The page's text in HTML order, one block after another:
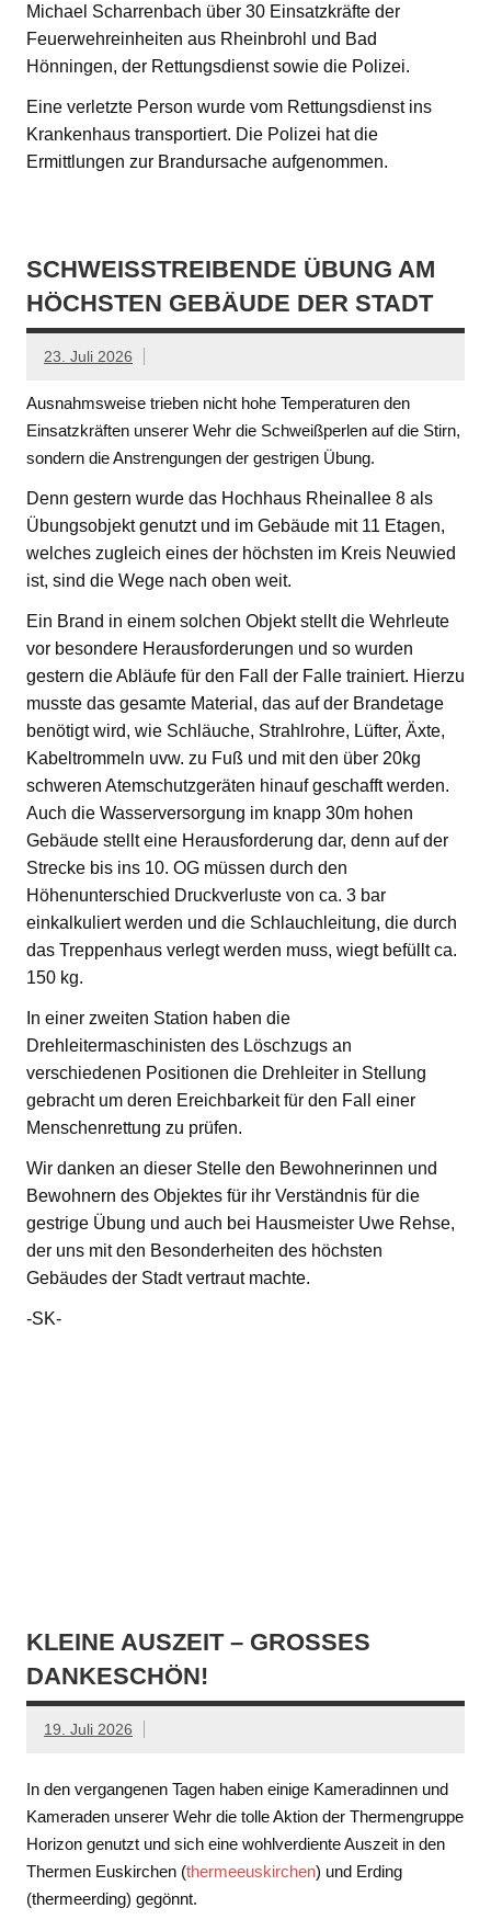
Michael Scharrenbach über 30 Einsatzkräfte der
Feuerwehreinheiten aus Rheinbrohl und Bad
Hönningen, der Rettungsdienst sowie die Polizei.
Eine verletzte Person wurde vom Rettungsdienst ins
Krankenhaus transportiert. Die Polizei hat die
Ermittlungen zur Brandursache aufgenommen.
SCHWEISSTREIBENDE ÜBUNG AM H
ÖCHSTEN GEBÄUDE DER STADT
23. Juli 2026
Ausnahmsweise trieben nicht hohe Temperaturen den
Einsatzkräften unserer Wehr die Schweißperlen auf die Stirn,
sondern die Anstrengungen der gestrigen Übung.
Denn gestern wurde das Hochhaus Rheinallee 8 als
Übungsobjekt genutzt und im Gebäude mit 11 Etagen,
welches zugleich eines der höchsten im Kreis Neuwied
ist, sind die Wege nach oben weit.
Ein Brand in einem solchen Objekt stellt die Wehrleute
vor besondere Herausforderungen und so wurden
gestern die Abläufe für den Fall der Falle trainiert. Hierzu
musste das gesamte Material, das auf der Brandetage
benötigt wird, wie Schläuche, Strahlrohre, Lüfter, Äxte,
Kabeltrommeln uvw. zu Fuß und mit den über 20kg
schweren Atemschutzgeräten hinauf geschafft werden.
Auch die Wasserversorgung im knapp 30m hohen
Gebäude stellt eine Herausforderung dar, denn auf der
Strecke bis ins 10. OG müssen durch den
Höhenunterschied Druckverluste von ca. 3 bar
einkalkuliert werden und die Schlauchleitung, die durch
das Treppenhaus verlegt werden muss, wiegt befüllt ca.
150 kg.
In einer zweiten Station haben die
Drehleitermaschinisten des Löschzugs an
verschiedenen Positionen die Drehleiter in Stellung
gebracht um deren Ereichbarkeit für den Fall einer
Menschenrettung zu prüfen.
Wir danken an dieser Stelle den Bewohnerinnen und
Bewohnern des Objektes für ihr Verständnis für die
gestrige Übung und auch bei Hausmeister Uwe Rehse,
der uns mit den Besonderheiten des höchsten
Gebäudes der Stadt vertraut machte.
-SK-
KLEINE AUSZEIT – GROSSES D
ANKESCHÖN!
19. Juli 2026
In den vergangenen Tagen haben einige Kameradinnen und
Kameraden unserer Wehr die tolle Aktion der Thermengruppe
Horizon genutzt und sich eine wohlverdiente Auszeit in den
Thermen Euskirchen (thermeeuskirchen) und Erding
(thermeerding) gegönnt.